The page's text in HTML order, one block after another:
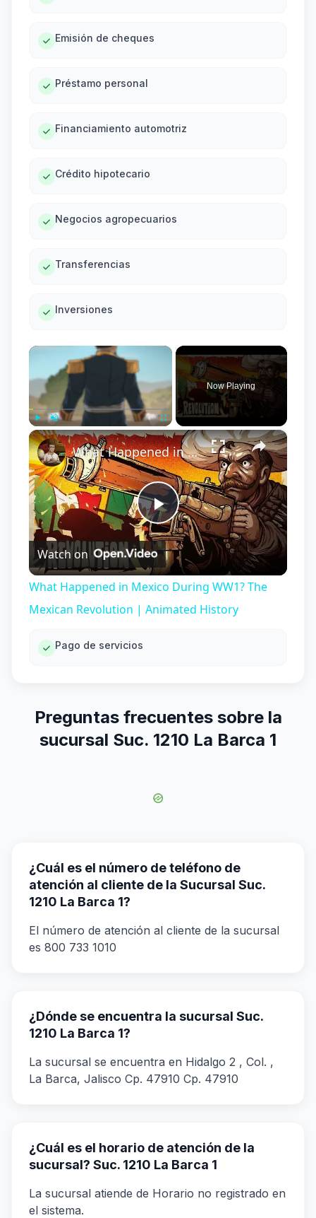
Emisión de cheques
Préstamo personal
Financiamiento automotriz
Crédito hipotecario
Negocios agropecuarios
Transferencias
Inversiones
×
Play Unmute Fullscreen
Now Playing
×
Play
Video
What Happened in Mexico During WW1? The Mexican Revolution | Animated History
Watch on
What Happened in Mexico During WW1? The
Mexican Revolution | Animated History
Pago de servicios
Preguntas frecuentes sobre la
sucursal Suc. 1210 La Barca 1
¿Cuál es el número de teléfono de
atención al cliente de la Sucursal Suc.
1210 La Barca 1?
El número de atención al cliente de la sucursal
es 800 733 1010
¿Dónde se encuentra la sucursal Suc.
1210 La Barca 1?
La sucursal se encuentra en Hidalgo 2 , Col. ,
La Barca, Jalisco Cp. 47910 Cp. 47910
¿Cuál es el horario de atención de la
sucursal? Suc. 1210 La Barca 1
La sucursal atiende de Horario no registrado en
el sistema.